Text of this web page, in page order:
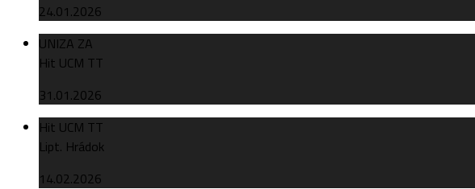
24.01.2026
UNIZA ZA
Hit UCM TT
31.01.2026
Hit UCM TT
Lipt. Hrádok
14.02.2026